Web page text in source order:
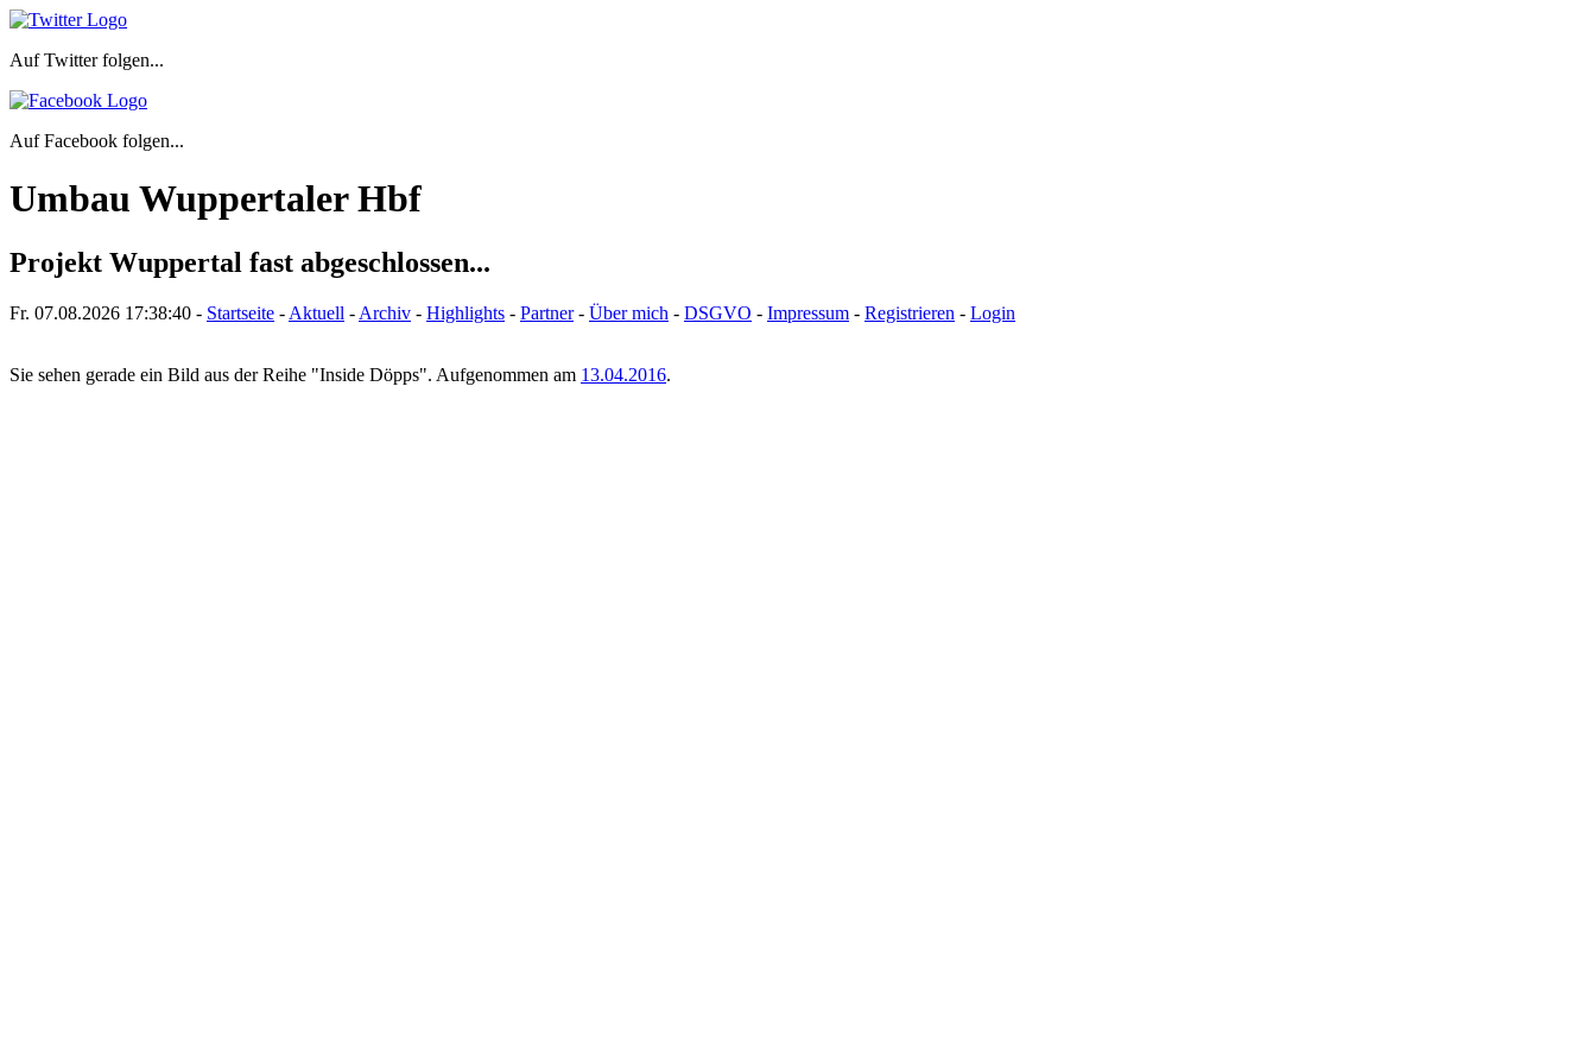
Auf Twitter folgen...
Auf Facebook folgen...
Umbau Wuppertaler Hbf
Projekt Wuppertal fast abgeschlossen...
Fr. 07.08.2026 17:38:40 - Startseite - Aktuell - Archiv - Highlights - Partner- Über mich - DSGVO - Impressum - Registrieren - Login
Sie sehen gerade ein Bild aus der Reihe "Inside Döpps". Aufgenommen am 13.04.2016.